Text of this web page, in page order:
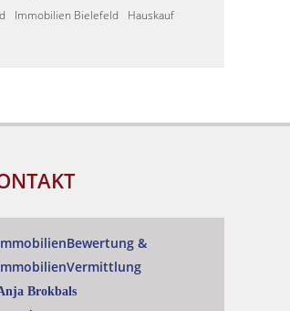
Immobilien Bielefeld
Hauskauf
&
Brokbals